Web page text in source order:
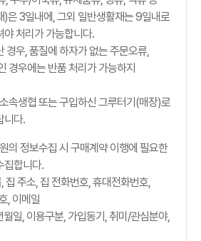
)은 3일내에, 그외 일반생활재는 9일내로
야 처리가 가능합니다.
우, 품질에 하자가 없는 주문오류,
경우에는 반품 처리가 가능하지
속생협 또는 구입하신 그루터기(매장)로
니다.
의 정보수집 시 구매계약 이행에 필요한
집합니다.
집 주소, 집 전화번호, 휴대전화번호,
, 이메일
월일, 이용구분, 가입동기, 취미/관심분야,